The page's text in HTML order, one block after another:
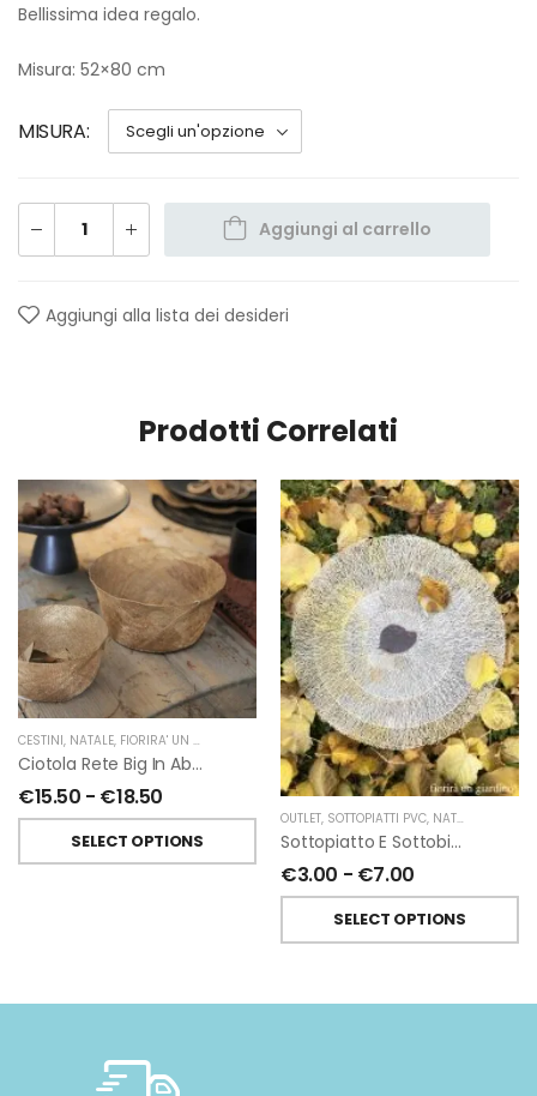
Bellissima idea regalo.
Misura: 52×80 cm
MISURA
Aggiungi al carrello
Aggiungi alla lista dei desideri
Prodotti Correlati
CESTINI, NATALE, FIORIRA' UN GIARDINO
Ciotola Rete Big In Abaca Oro
€15.50 - €18.50
SELECT OPTIONS
OUTLET, SOTTOPIATTI PVC, NATALE
Sottopiatto E Sottobicchiere In Pvc Intrecciato Argento Di Fiorirà Un Giardino
€3.00 - €7.00
SELECT OPTIONS